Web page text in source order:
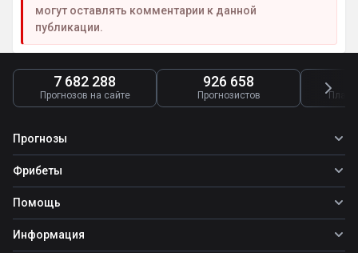
могут оставлять комментарии к данной
публикации.
7 682 288
Прогнозов на сайте
926 658
Прогнозистов
Прогнозы
Все прогнозы
Топ ставок
Прогнозы на футбол
Фрибеты
Фрибеты
Фрибет Ubet
Фрибет Фонбет
Помощь
Школа ставок
Вопросы и ответы
Информация